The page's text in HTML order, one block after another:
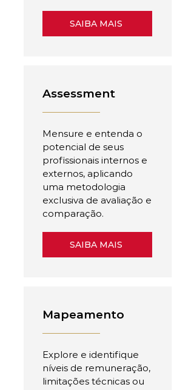
SAIBA MAIS
Assessment
Mensure e entenda o
potencial de seus
profissionais internos e
externos, aplicando
uma metodologia
exclusiva de avaliação e
comparação.
SAIBA MAIS
Mapeamento
Explore e identifique
níveis de remuneração,
limitações técnicas ou